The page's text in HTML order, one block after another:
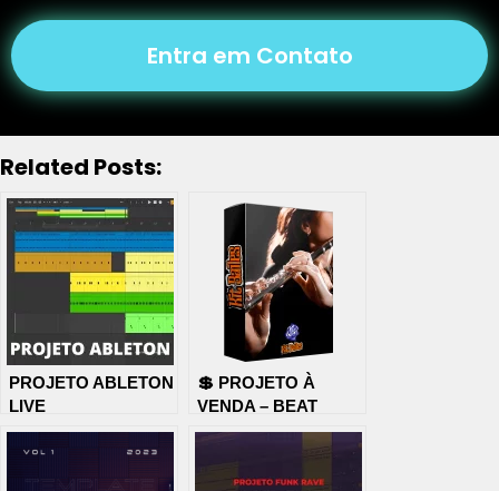
Entra em Contato
Related Posts:
PROJETO ABLETON
LIVE
💲 PROJETO À
VENDA – BEAT
MANDELA
FLAUTINHA 130
BPM